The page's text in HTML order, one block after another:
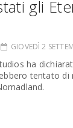
gli
GIOVEDÌ 2
ha
tentato di